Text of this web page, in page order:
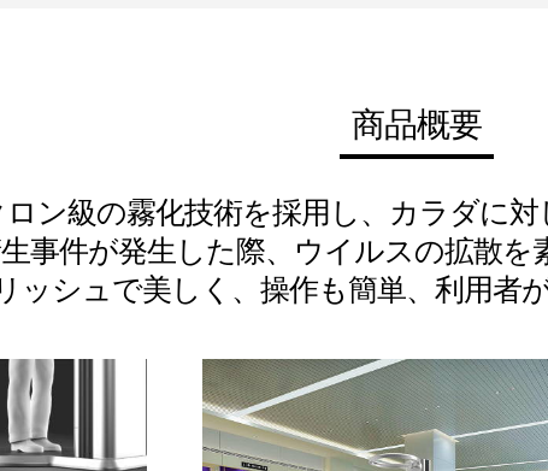
商品概要
ン級の霧化技術を採用し、カラダに
事件が発生した際、ウイルスの拡散を
ッシュで美しく、操作も簡単、利用者